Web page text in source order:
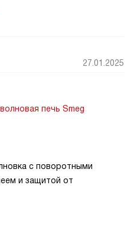
поворотные ручки и
легко чистится, чёрное
27.01.2025
печь Smeg
с поворотными
и защитой от